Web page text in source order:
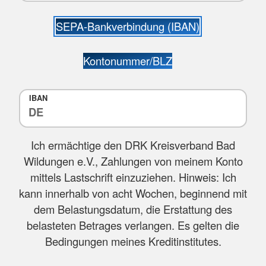
SEPA-Bankverbindung (IBAN)
Kontonummer/BLZ
IBAN
Ich ermächtige den DRK Kreisverband Bad
Wildungen e.V., Zahlungen von meinem Konto
mittels Lastschrift einzuziehen. Hinweis: Ich
kann innerhalb von acht Wochen, beginnend mit
dem Belastungsdatum, die Erstattung des
belasteten Betrages verlangen. Es gelten die
Bedingungen meines Kreditinstitutes.